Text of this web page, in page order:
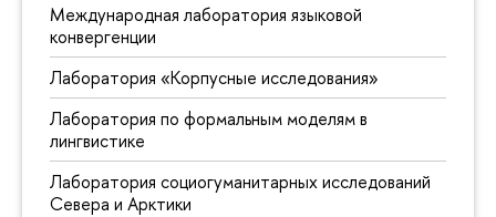
Международная лаборатория языковой
конвергенции
Лаборатория «Корпусные исследования»
Лаборатория по формальным моделям в
лингвистике
Лаборатория социогуманитарных исследований
Севера и Арктики